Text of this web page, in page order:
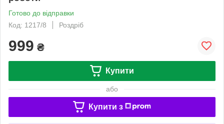
Готово до відправки
Код: 1217/8
Роздріб
999 ₴
Купити
або
Купити з